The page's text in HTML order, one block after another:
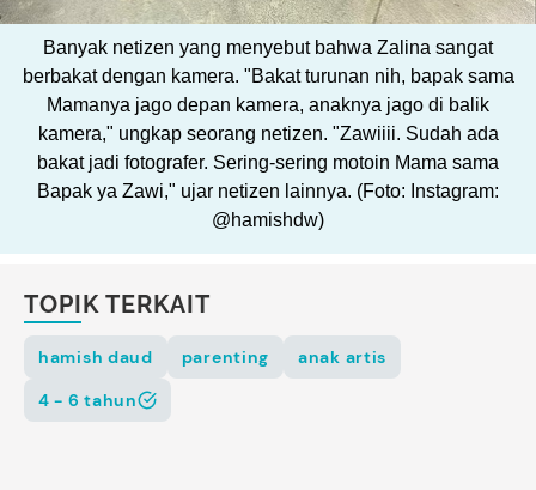
Banyak netizen yang menyebut bahwa Zalina sangat
berbakat dengan kamera. "Bakat turunan nih, bapak sama
Mamanya jago depan kamera, anaknya jago di balik
kamera," ungkap seorang netizen. "Zawiiii. Sudah ada
bakat jadi fotografer. Sering-sering motoin Mama sama
Bapak ya Zawi," ujar netizen lainnya. (Foto: Instagram:
@hamishdw)
TOPIK TERKAIT
hamish daud parenting
anak artis
4 - 6 tahun